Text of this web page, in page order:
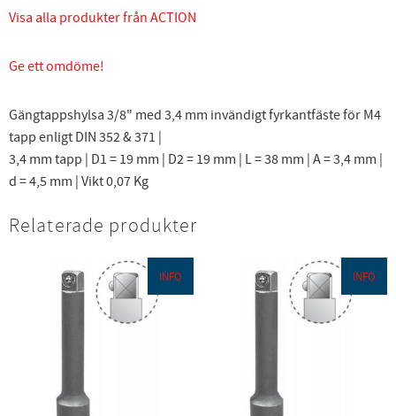
Visa alla produkter från ACTION
Ge ett omdöme!
Gängtappshylsa 3/8" med 3,4 mm invändigt fyrkantfäste för M4
tapp enligt DIN 352 & 371 |
3,4 mm tapp | D1 = 19 mm | D2 = 19 mm | L = 38 mm | A = 3,4 mm |
d = 4,5 mm | Vikt 0,07 Kg
Relaterade produkter
INFO INFO